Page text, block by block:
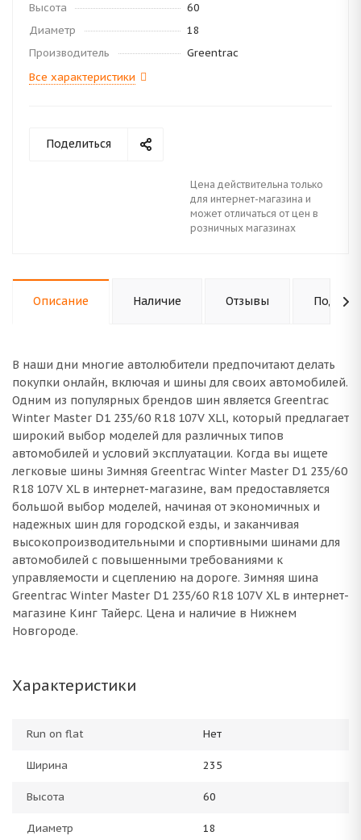
Высота
60
Диаметр
18
Производитель
Greentrac
Все характеристики
Поделиться
Цена действительна только
для интернет-магазина и
может отличаться от цен в
розничных магазинах
Описание Наличие Отзывы
В наши дни многие автолюбители предпочитают делать
покупки онлайн, включая и шины для своих автомобилей.
Одним из популярных брендов шин является Greentrac
Winter Master D1 235/60 R18 107V XLl, который предлагает
широкий выбор моделей для различных типов
автомобилей и условий эксплуатации. Когда вы ищете
легковые шины Зимняя Greentrac Winter Master D1 235/60
R18 107V XL в интернет-магазине, вам предоставляется
большой выбор моделей, начиная от экономичных и
надежных шин для городской езды, и заканчивая
высокопроизводительными и спортивными шинами для
автомобилей с повышенными требованиями к
управляемости и сцеплению на дороге. Зимняя шина
Greentrac Winter Master D1 235/60 R18 107V XL в интернет-
магазине Кинг Тайерс. Цена и наличие в Нижнем
Новгороде.
Характеристики
Run on flat Нет
Ширина 235
Высота 60
Диаметр 18